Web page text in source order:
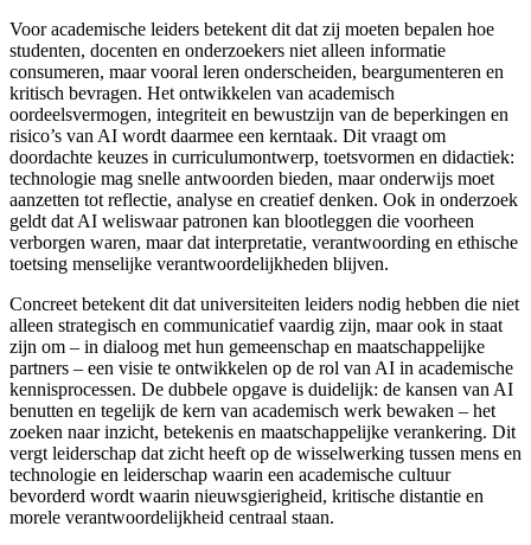
Voor academische leiders betekent dit dat zij moeten bepalen hoe
studenten, docenten en onderzoekers niet alleen informatie
consumeren, maar vooral leren onderscheiden, beargumenteren en
kritisch bevragen. Het ontwikkelen van academisch
oordeelsvermogen, integriteit en bewustzijn van de beperkingen en
risico’s van AI wordt daarmee een kerntaak. Dit vraagt om
doordachte keuzes in curriculumontwerp, toetsvormen en didactiek:
technologie mag snelle antwoorden bieden, maar onderwijs moet
aanzetten tot reflectie, analyse en creatief denken. Ook in onderzoek
geldt dat AI weliswaar patronen kan blootleggen die voorheen
verborgen waren, maar dat interpretatie, verantwoording en ethische
toetsing menselijke verantwoordelijkheden blijven.
Concreet betekent dit dat universiteiten leiders nodig hebben die niet
alleen strategisch en communicatief vaardig zijn, maar ook in staat
zijn om – in dialoog met hun gemeenschap en maatschappelijke
partners – een visie te ontwikkelen op de rol van AI in academische
kennisprocessen. De dubbele opgave is duidelijk: de kansen van AI
benutten en tegelijk de kern van academisch werk bewaken – het
zoeken naar inzicht, betekenis en maatschappelijke verankering. Dit
vergt leiderschap dat zicht heeft op de wisselwerking tussen mens en
technologie en leiderschap waarin een academische cultuur
bevorderd wordt waarin nieuwsgierigheid, kritische distantie en
morele verantwoordelijkheid centraal staan.